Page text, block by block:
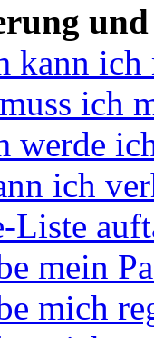
kann ich
ich
werde
ich
Liste
mein
mich